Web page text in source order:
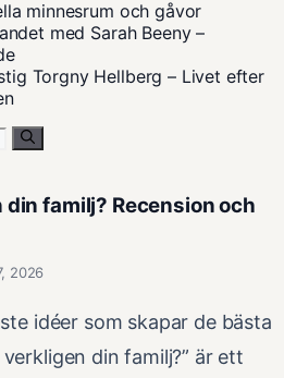
minnesrum och gåvor
med Sarah Beeny –
Torgny Hellberg – Livet efter
familj? Recension och
2026
idéer som skapar de bästa
din familj?” är ett